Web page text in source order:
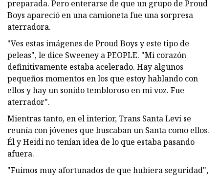
preparada. Pero enterarse de que un grupo de Proud
Boys apareció en una camioneta fue una sorpresa
aterradora.
"Ves estas imágenes de Proud Boys y este tipo de
peleas", le dice Sweeney a PEOPLE. "Mi corazón
definitivamente estaba acelerado. Hay algunos
pequeños momentos en los que estoy hablando con
ellos y hay un sonido tembloroso en mi voz. Fue
aterrador".
Mientras tanto, en el interior, Trans Santa Levi se
reunía con jóvenes que buscaban un Santa como ellos.
Él y Heidi no tenían idea de lo que estaba pasando
afuera.
"Fuimos muy afortunados de que hubiera seguridad",